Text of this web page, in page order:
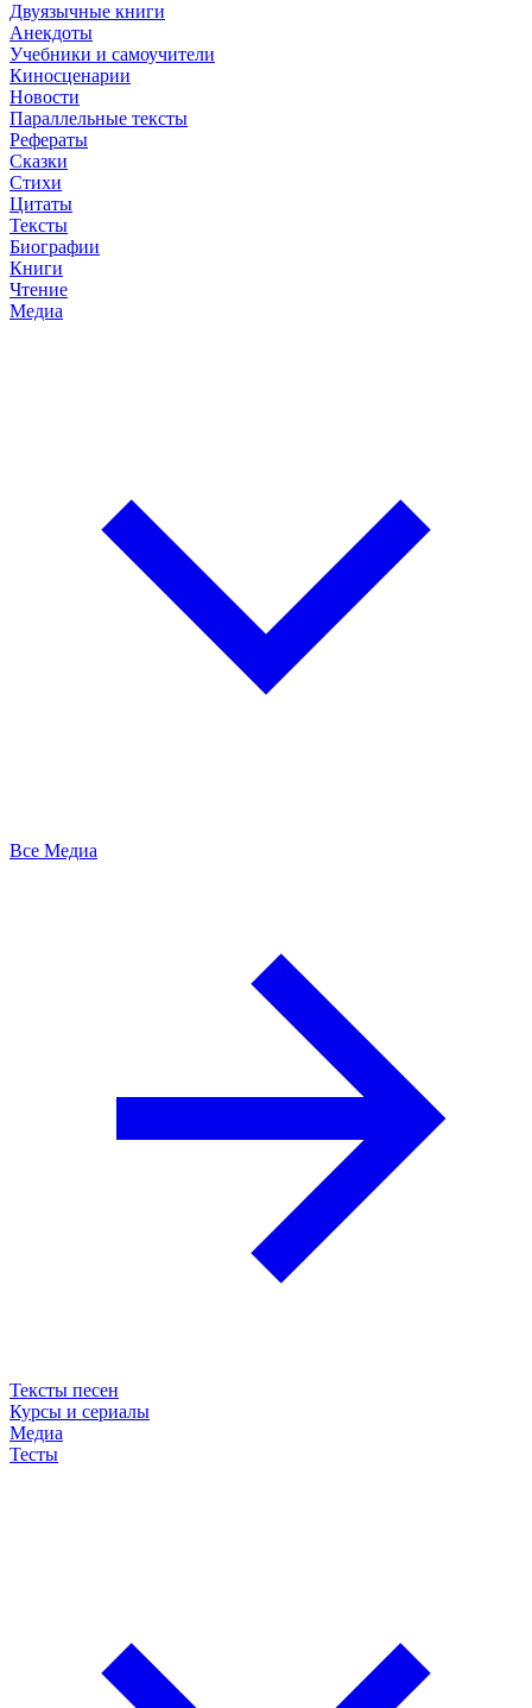
Двуязычные книги
Анекдоты
Учебники и самоучители
Киносценарии
Новости
Параллельные тексты
Рефераты
Сказки
Стихи
Цитаты
Тексты
Биографии
Книги
Чтение
Медиа
Все Медиа
Тексты песен
Курсы и сериалы
Медиа
Тесты